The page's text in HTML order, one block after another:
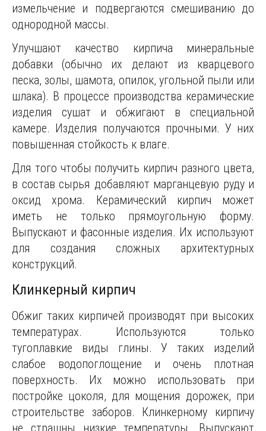
измельчение и подвергаются смешиванию до
однородной массы.
Улучшают качество кирпича минеральные
добавки (обычно их делают из кварцевого
песка, золы, шамота, опилок, угольной пыли или
шлака). В процессе производства керамические
изделия сушат и обжигают в специальной
камере. Изделия получаются прочными. У них
повышенная стойкость к влаге.
Для того чтобы получить кирпич разного цвета,
в состав сырья добавляют марганцевую руду и
оксид хрома. Керамический кирпич может
иметь не только прямоугольную форму.
Выпускают и фасонные изделия. Их используют
для создания сложных архитектурных
конструкций.
Клинкерный кирпич
Обжиг таких кирпичей производят при высоких
температурах. Используются только
тугоплавкие виды глины. У таких изделий
слабое водопоглощение и очень плотная
поверхность. Их можно использовать при
постройке цоколя, для мощения дорожек, при
строительстве заборов. Клинкерному кирпичу
не страшны низкие температуры. Выпускают